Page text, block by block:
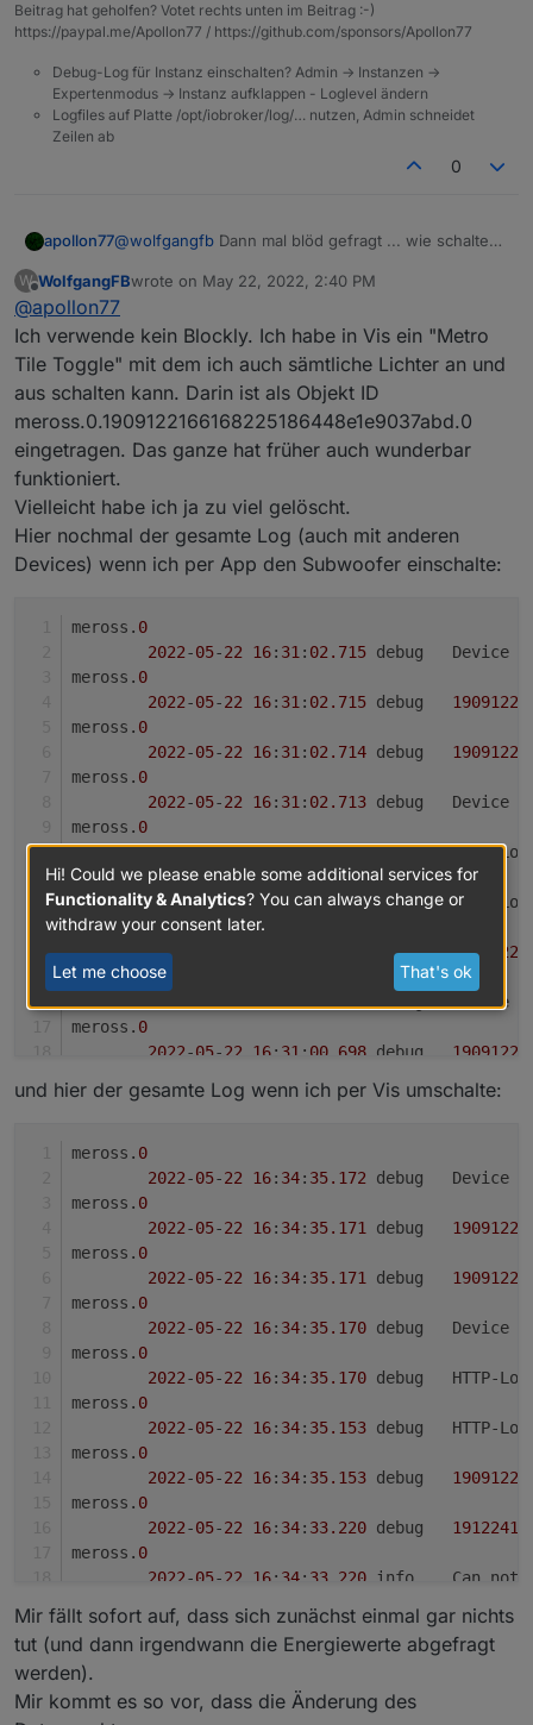
Beitrag hat geholfen? Votet rechts unten im Beitrag :-)
https://paypal.me/Apollon77 / https://github.com/sponsors/Apollon77
Debug-Log für Instanz einschalten? Admin -> Instanzen ->
Expertenmodus -> Instanz aufklappen - Loglevel ändern
Logfiles auf Platte /opt/iobroker/log/… nutzen, Admin schneidet
Zeilen ab
0
apollon77@wolfgangfb Dann mal blöd gefragt ... wie schaltest
zyklisch Verbrauchswerte abfragt. Kann es sein das
du "bestätigt" auf "true" hast? Oder im Blockly
"aktualisieren" und nicht "steuern" nutzt?
W
Offline
WolfgangFBwrote on May 22, 2022, 2:40 PM
last edited by
@apollon77
Ich verwende kein Blockly. Ich habe in Vis ein "Metro
Tile Toggle" mit dem ich auch sämtliche Lichter an und
aus schalten kann. Darin ist als Objekt ID
meross.0.1909122166168225186448e1e9037abd.0
eingetragen. Das ganze hat früher auch wunderbar
funktioniert.
Vielleicht habe ich ja zu viel gelöscht.
Hier nochmal der gesamte Log (auch mit anderen
Devices) wenn ich per App den Subwoofer einschalte:
meross. 0
2022-05-22 16: 31 : 02.715
debug
meross. 0
2022-05-22 16: 31 : 02.715
meross. 0
2022-05-22 16: 31 : 02.714
meross. 0
2022-05-22 16: 31 : 02.713
debug
meross. 0
2022-05-22 16:31:02.713
debug
meross.0
2022-05-22 16:31:02.700
debug
meross.0
2022
	debug
meross.0
debug
meross. 0
2022-05-22 16: 31 : 00.698
2022-05-22 16: 31 :00.697
	debug
und hier der gesamte Log wenn ich per Vis umschalte:
meross. 0
2022-05-22 16: 34: 35.172
debug
meross. 0
2022-05-22 16: 34: 35.171
meross. 0
2022-05-22 16: 34: 35.171
meross. 0
2022-05-22 16: 34: 35.170
debug
meross. 0
2022-05-22 16: 34: 35.170
debug
meross. 0
2022-05-22 16: 34: 35.153
debug
meross. 0
2022-05-22 16: 34: 35.153
meross. 0
2022-05-22 16: 34: 33.220
meross. 0
2022-05-22 16: 34: 33.220
info	Can
2022 -05-22 16 :34:33.171
	debug
meross. 0
Mir fällt sofort auf, dass sich zunächst einmal gar nichts
tut (und dann irgendwann die Energiewerte abgefragt
werden).
Mir kommt es so vor, dass die Änderung des
Hi! Could we please enable some additional services for
Functionality & Analytics? You can always change or
withdraw your consent later.
Let me choose That's ok